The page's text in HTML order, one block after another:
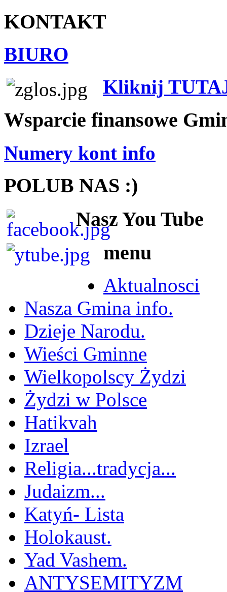
KONTAKT
BIURO
Kliknij
Wsparcie finansowe
Numery kont info
POLUB NAS :)
Nasz You Tube
menu
Aktualnosci
Nasza Gmina info.
Dzieje Narodu.
Wieści Gminne
Wielkopolscy Żydzi
Żydzi w Polsce
Hatikvah
Izrael
Religia...tradycja...
Judaizm...
Katyń- Lista
Holokaust.
Yad Vashem.
ANTYSEMITYZM